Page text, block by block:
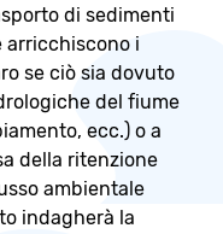
di sedimenti
i
se ciò sia dovuto
del fiume
ecc.) o a
della ritenzione
ambientale
indagherà la